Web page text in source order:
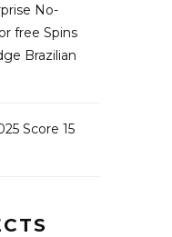
No-
free Spins
Brazilian
Score 15